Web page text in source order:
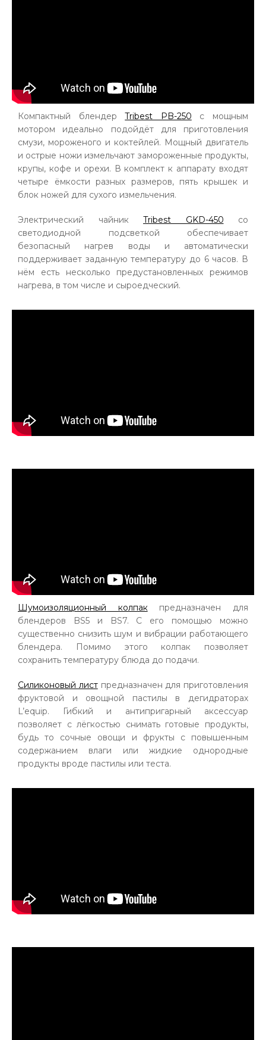
Компактный блендерTribest PB-250 с мощным
мотором идеально подойдёт для приготовления
смузи, мороженого и коктейлей. Мощный двигатель
и острые ножи измельчают замороженные продукты,
крупы, кофе и орехи. В комплект к аппарату входят
четыре ёмкости разных размеров, пять крышек и
блок ножей для сухого измельчения.
Электрический чайник Tribest GKD-450 со
светодиодной подсветкой обеспечивает
безопасный нагрев воды и автоматически
поддерживает заданную температуру до 6 часов. В
нём есть несколько предустановленных режимов
нагрева, в том числе и сыроедческий.
Шумоизоляционный колпакпредназначен для
блендеров BS5 и BS7. С его помощью можно
существенно снизить шум и вибрации работающего
блендера. Помимо этого колпак позволяет
сохранить температуру блюда до подачи.
Силиконовый листпредназначен для приготовления
фруктовой и овощной пастилы в дегидраторах
L’equip. Гибкий и антипригарный аксессуар
позволяет с лёгкостью снимать готовые продукты,
будь то сочные овощи и фрукты с повышенным
содержанием влаги или жидкие однородные
продукты вроде пастилы или теста.